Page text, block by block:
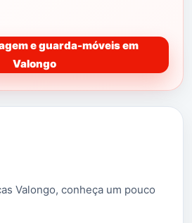
e guarda-móveis em
Valongo
Valongo, conheça um pouco